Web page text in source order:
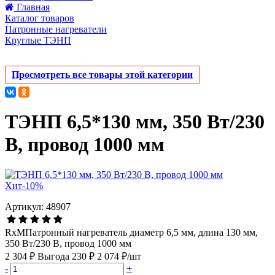
Главная
Каталог товаров
Патронные нагреватели
Круглые ТЭНП
Просмотреть все товары этой категории
ТЭНП 6,5*130 мм, 350 Вт/230
В, провод 1000 мм
Хит-10%
Артикул: 48907
RxMПатронный нагреватель диаметр 6,5 мм, длина 130 мм,
350 Вт/230 В, провод 1000 мм
2 304 ₽ Выгода 230 ₽ 2 074 ₽/шт
-
+